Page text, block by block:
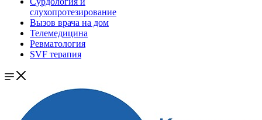
слухопротезирование
Вызов врача на дом
Телемедицина
Ревматология
SVF терапия